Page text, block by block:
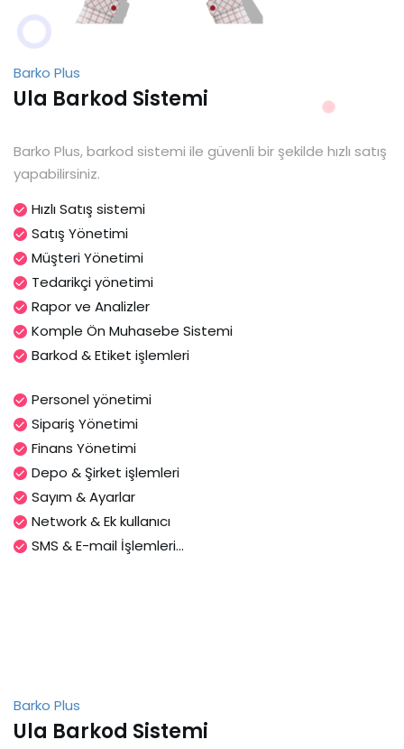
Barko Plus
Ula Barkod Sistemi
Barko Plus, barkod sistemi ile güvenli bir şekilde hızlı satış
yapabilirsiniz.
Hızlı Satış sistemi
Satış Yönetimi
Müşteri Yönetimi
Tedarikçi yönetimi
Rapor ve Analizler
Komple Ön Muhasebe Sistemi
Barkod & Etiket işlemleri
Personel yönetimi
Sipariş Yönetimi
Finans Yönetimi
Depo & Şirket işlemleri
Sayım & Ayarlar
Network & Ek kullanıcı
SMS & E-mail İşlemleri...
Barko Plus
Ula Barkod Sistemi